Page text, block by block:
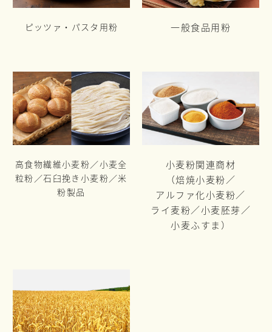
ピッツァ・パスタ用粉 一般食品用粉
高食物繊維小麦粉／小麦全
粒粉／石臼挽き小麦粉／米
粉製品
小麦粉関連商材
（焙焼小麦粉／
アルファ化小麦粉／
ライ麦粉／小麦胚芽／
小麦ふすま）